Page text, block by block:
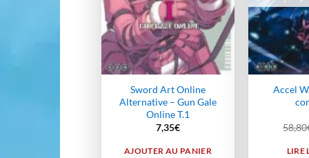
Sword Art Online
Alternative – Gun Gale
Online T.1
7,35€
AJOUTER AU PANIER
Accel
58,80
LIRE